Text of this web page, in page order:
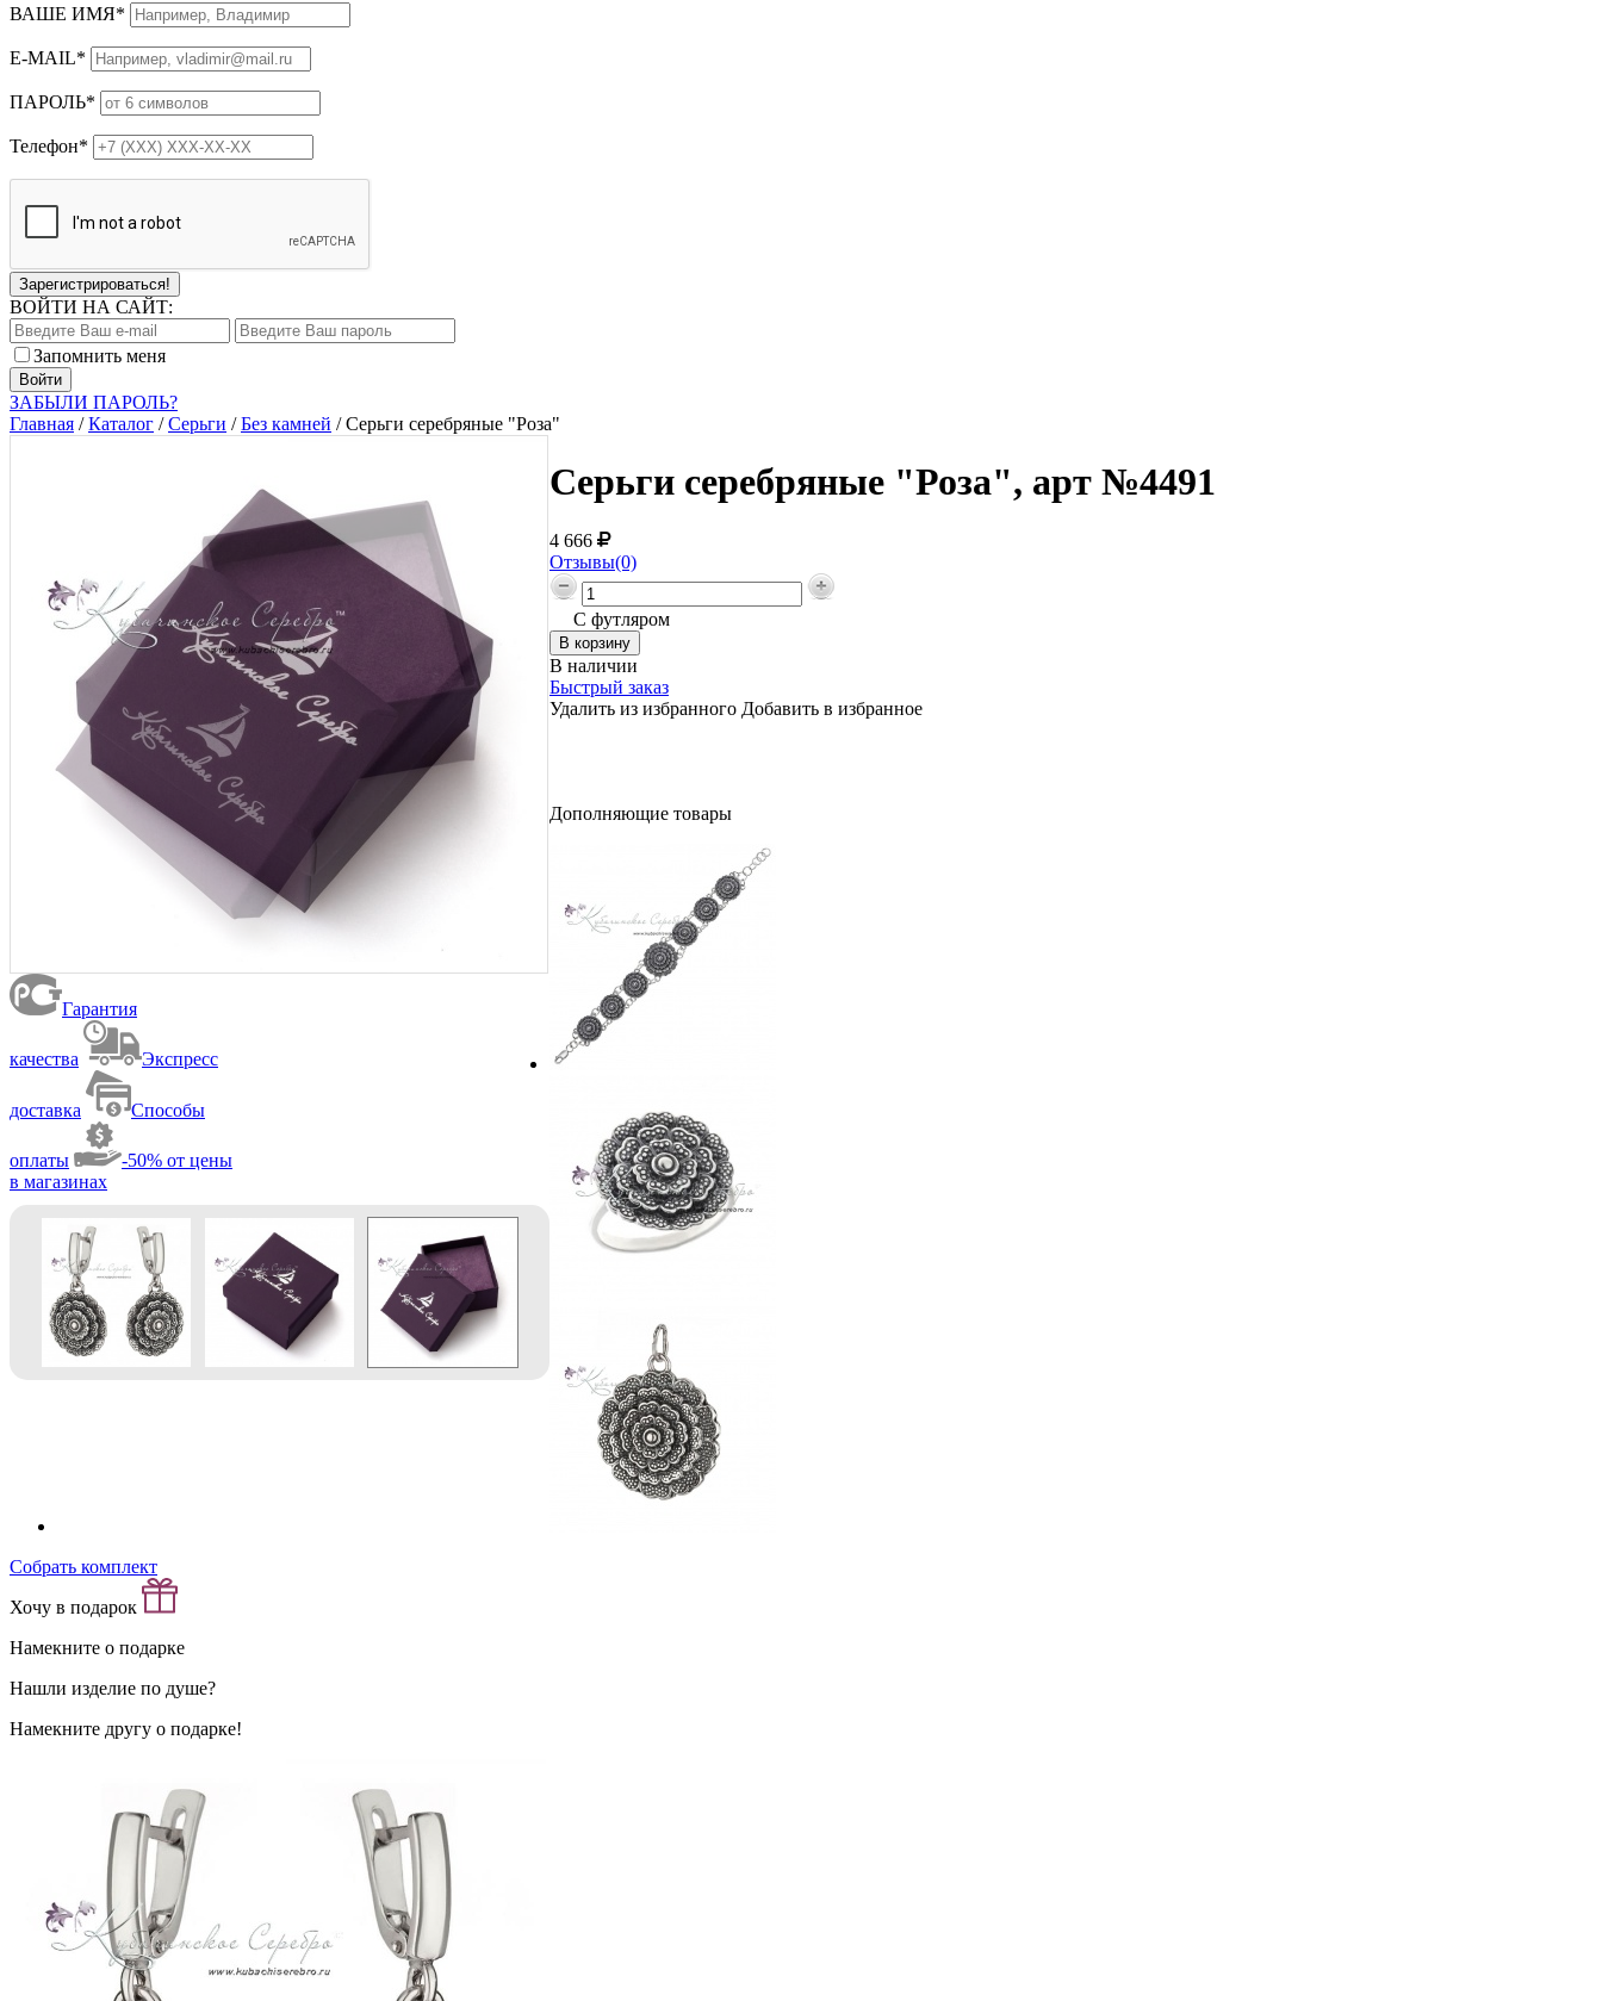
ВАШЕ ИМЯ*
E-MAIL*
ПАРОЛЬ*
Телефон*
Зарегистрироваться!
ВОЙТИ НА САЙТ:
Запомнить меня
ЗАБЫЛИ ПАРОЛЬ?
Главная /Каталог /Серьги /Без камней /Серьги серебряные "Роза"
Гарантия
качества Экспресс
доставка Способы
оплаты
-50% от цены
в магазинах
Серьги серебряные "Роза", арт №4491
4 666
Отзывы(0)
С футляром
В наличии
Быстрый заказ
Удалить из избранного Добавить в избранное
Дополняющие товары
Собрать комплект
Хочу в подарок
Намекните о подарке
Нашли изделие по душе?
Намекните другу о подарке!